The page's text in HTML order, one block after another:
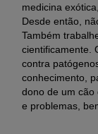
São vários os
é responsável
Incluem-se:
Determinados
Radiação
medicina
Desde então,
Também
cientificamente.
contra
conhecimento,
dono de um cão
e problemas,